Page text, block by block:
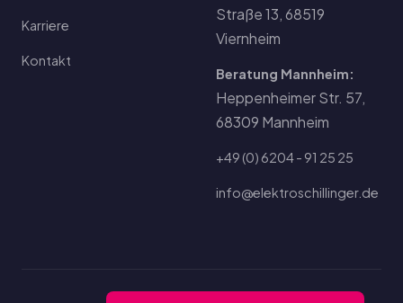
Karriere
Kontakt
Straße 13, 68519
Viernheim
Beratung Mannheim:
Heppenheimer Str. 57,
68309 Mannheim
+49 (0) 6204 - 91 25 25
info@elektroschillinger.de